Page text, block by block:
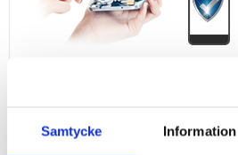
Samtycke Information